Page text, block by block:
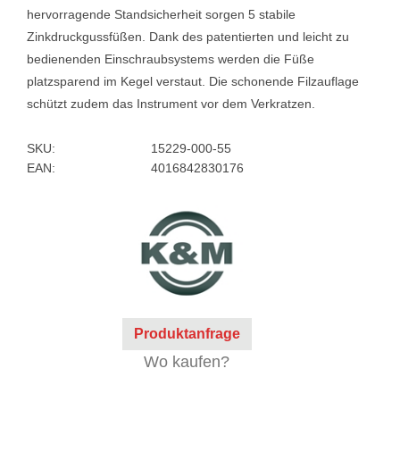
hervorragende Standsicherheit sorgen 5 stabile
Zinkdruckgussfüßen. Dank des patentierten und leicht zu
bedienenden Einschraubsystems werden die Füße
platzsparend im Kegel verstaut. Die schonende Filzauflage
schützt zudem das Instrument vor dem Verkratzen.
SKU:
15229-000-55
EAN:
4016842830176
Produktanfrage
Wo kaufen?